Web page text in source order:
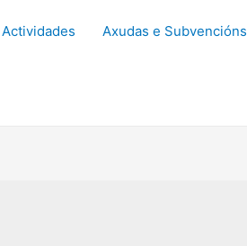
Actividades Axudas e Subvencións